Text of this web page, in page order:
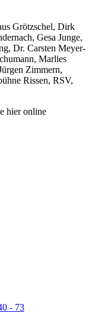
Grötzschel, Dirk
Gesa Junge,
Dr. Carsten Meyer-
Marlies
Zimmern,
Rissen, RSV,
hier online
- 73